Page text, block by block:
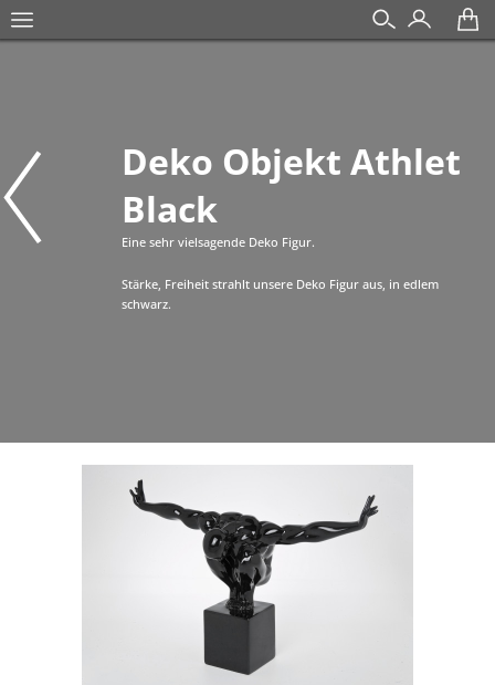
Deko Objekt Athlet
Black
Eine sehr vielsagende Deko Figur.
Stärke, Freiheit strahlt unsere Deko Figur aus, in edlem
schwarz.